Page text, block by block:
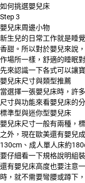
如何挑選嬰兒床
Step3
嬰兒床周邊小物
新生兒的日常工作就是睡
香甜。所以對於嬰兒來說
作場所一樣，舒適的睡眠
先來認識一下各式可以讓
嬰兒床尺寸與類型推薦
當選擇一張嬰兒床時，許
尺寸與功能來看嬰兒床的
標準型與迷你型嬰兒床
嬰兒床尺寸一般有兩種，
之外，現在歐美還有嬰兒
130cm、成人單人床約
要仔細看一下規格說明組
還有嬰兒床高度也要注意
時，就不需要彎腰或蹲下